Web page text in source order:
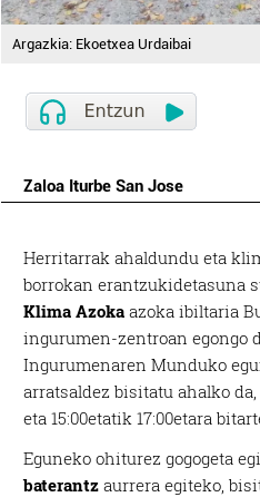
Argazkia: Ekoetxea Urdaibai
Zaloa Iturbe San Jose
Herritarrak ahaldundu eta
borrokan erantzukidetasuna
Klima Azoka azoka ibiltaria
ingurumen-zentroan egongo
Ingurumenaren Munduko
arratsaldez bisitatu ahalko da,
eta 15:00etatik 17:00etara
Eguneko ohiturez gogogeta
baterantz aurrera egiteko,